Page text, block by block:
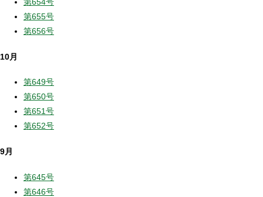
第654号
第655号
第656号
10月
第649号
第650号
第651号
第652号
9月
第645号
第646号